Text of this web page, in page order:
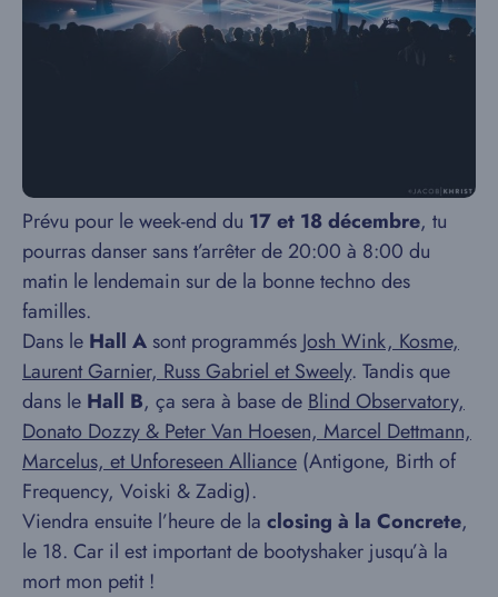
Prévu pour le week-end du 17 et 18 décembre, tu
pourras danser sans t’arrêter de 20:00 à 8:00 du
matin le lendemain sur de la bonne techno des
familles.
Dans le Hall A sont programmés Josh Wink, Kosme,
Laurent Garnier, Russ Gabriel et Sweely. Tandis que
dans le Hall B, ça sera à base de Blind Observatory,
Donato Dozzy & Peter Van Hoesen, Marcel Dettmann,
Marcelus, et Unforeseen Alliance (Antigone, Birth of
Frequency, Voiski & Zadig).
Viendra ensuite l’heure de la closing à la Concrete,
le 18. Car il est important de bootyshaker jusqu’à la
mort mon petit !